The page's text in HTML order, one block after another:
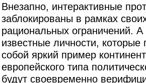
Внезапно, интерактивные
заблокированы в рамках
рациональных ограничений.
известные личности, которые
собой яркий пример
европейского типа
будут своевременно